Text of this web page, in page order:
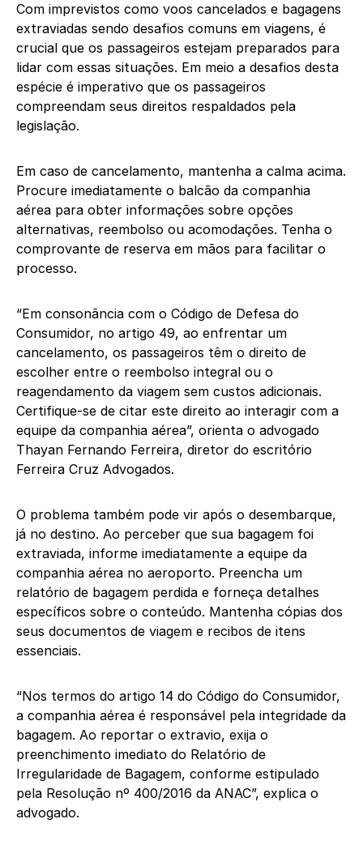
Com imprevistos como voos cancelados e bagagens
extraviadas sendo desafios comuns em viagens, é
crucial que os passageiros estejam preparados para
lidar com essas situações. Em meio a desafios desta
espécie é imperativo que os passageiros
compreendam seus direitos respaldados pela
legislação.
Em caso de cancelamento, mantenha a calma acima.
Procure imediatamente o balcão da companhia
aérea para obter informações sobre opções
alternativas, reembolso ou acomodações. Tenha o
comprovante de reserva em mãos para facilitar o
processo.
“Em consonância com o Código de Defesa do
Consumidor, no artigo 49, ao enfrentar um
cancelamento, os passageiros têm o direito de
escolher entre o reembolso integral ou o
reagendamento da viagem sem custos adicionais.
Certifique-se de citar este direito ao interagir com a
equipe da companhia aérea”, orienta o advogado
Thayan Fernando Ferreira, diretor do escritório
Ferreira Cruz Advogados.
O problema também pode vir após o desembarque,
já no destino. Ao perceber que sua bagagem foi
extraviada, informe imediatamente a equipe da
companhia aérea no aeroporto. Preencha um
relatório de bagagem perdida e forneça detalhes
específicos sobre o conteúdo. Mantenha cópias dos
seus documentos de viagem e recibos de itens
essenciais.
“Nos termos do artigo 14 do Código do Consumidor,
a companhia aérea é responsável pela integridade da
bagagem. Ao reportar o extravio, exija o
preenchimento imediato do Relatório de
Irregularidade de Bagagem, conforme estipulado
pela Resolução nº 400/2016 da ANAC”, explica o
advogado.